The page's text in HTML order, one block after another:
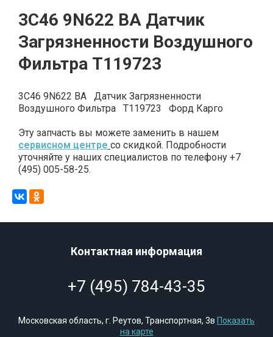
3C46 9N622 BA Датчик
Загрязненности Воздушного
Фильтра T119723
3C46 9N622 BA Датчик Загрязненности
Воздушного Фильтра T119723 Форд Карго
Эту запчасть вы можете заменить в нашем
сервисном центре со скидкой. Подробности
уточняйте у наших специалистов по телефону +7
(495) 005-58-25.
Контактная информация
+7 (495) 784-43-35
Московская область, г. Реутов, Транспортная, 3в Показать
на карте